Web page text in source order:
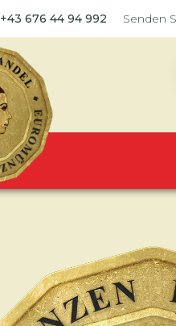
+43 676 44 94 992 Senden